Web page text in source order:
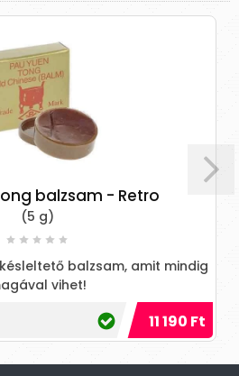
balzsam - Retro
(5 g)
balzsam, amit mindig
vihet!
11 190 Ft